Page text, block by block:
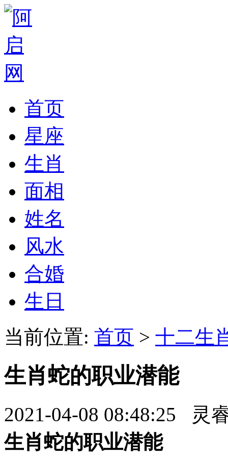
首页
星座
生肖
面相
姓名
风水
合婚
生日
当前位置: 首页 > 十二生
生肖蛇的职业潜能
2021-04-08 08:48:25 灵
生肖蛇的职业潜能